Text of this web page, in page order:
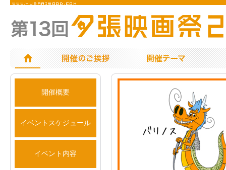
開催概要
イベントスケジュール
イベント内容